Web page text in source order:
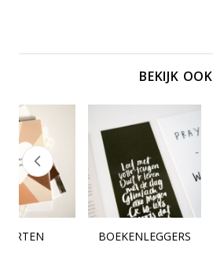
BEKIJK OOK
BOEKENLEGGERS